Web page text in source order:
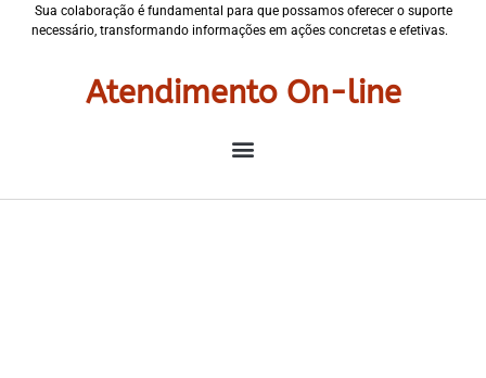
Sua colaboração é fundamental para que possamos oferecer o suporte
necessário, transformando informações em ações concretas e efetivas.
Atendimento On-line